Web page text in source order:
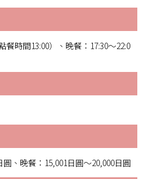
餐時間13:00）、晚餐：17:30～22:0
、晚餐：15,001日圓～20,000日圓